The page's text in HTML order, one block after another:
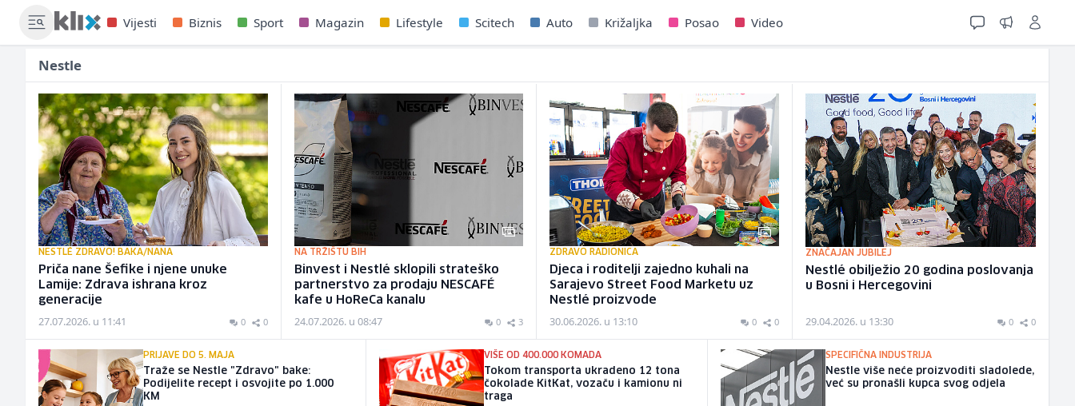
Vijesti Biznis Sport Magazin Lifestyle Scitech Auto Križaljka Posao Video
Nestle
NESTLÉ ZDRAVO! BAKA/NANA
Priča nane Šefike i njene unuke
Lamije: Zdrava ishrana kroz
generacije
27.07.2026. u 11:41 0 0
NA TRŽIŠTU BIH
Binvest i Nestlé sklopili strateško
partnerstvo za prodaju NESCAFÉ
kafe u HoReCa kanalu
24.07.2026. u 08:47 0 3
ZDRAVO RADIONICA
Djeca i roditelji zajedno kuhali na
Sarajevo Street Food Marketu uz
Nestlé proizvode
30.06.2026. u 13:10 0 0
ZNAČAJAN JUBILEJ
Nestlé obilježio 20 godina poslovanja
u Bosni i Hercegovini
29.04.2026. u 13:30 0 0
PRIJAVE DO 5. MAJA
Traže se Nestle "Zdravo" bake:
Podijelite recept i osvojite po 1.000
KM
VIŠE OD 400.000 KOMADA
Tokom transporta ukradeno 12 tona
čokolade KitKat, vozaču i kamionu ni
traga
SPECIFIČNA INDUSTRIJA
Nestle više neće proizvoditi sladolede,
već su pronašli kupca svog odjela